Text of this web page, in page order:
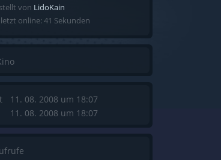
von LidoKain
online: 41 Sekunden
11. 08. 2008 um 18:07
11. 08. 2008 um 18:07